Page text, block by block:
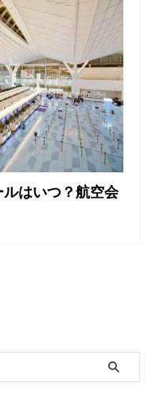
ルはいつ？航空会